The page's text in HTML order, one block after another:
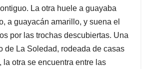
La otra huele a guayaba
a guayacán amarillo, y suena el
por las trochas descubiertas. Una
de La Soledad, rodeada de casas
la otra se encuentra entre las